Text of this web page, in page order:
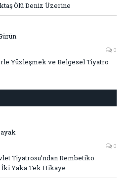
Ölü Deniz Üzerine
0
Yüzleşmek ve Belgesel Tiyatro
0
Tiyatrosu’ndan Rembetiko
İki Yaka Tek Hikaye